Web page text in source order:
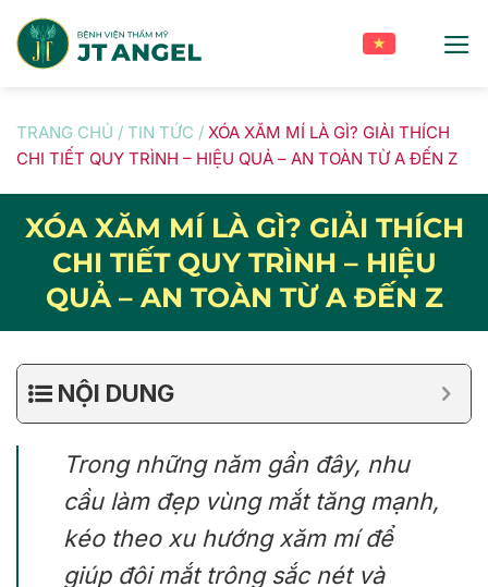
content
TRANG CHỦ / TIN TỨC / XÓA XĂM MÍ LÀ GÌ? GIẢI THÍCH
CHI TIẾT QUY TRÌNH – HIỆU QUẢ – AN TOÀN TỪ A ĐẾN Z
XÓA XĂM MÍ LÀ GÌ? GIẢI THÍCH
CHI TIẾT QUY TRÌNH – HIỆU
QUẢ – AN TOÀN TỪ A ĐẾN Z
NỘI DUNG
Trong những năm gần đây, nhu
cầu làm đẹp vùng mắt tăng mạnh,
kéo theo xu hướng xăm mí để
giúp đôi mắt trông sắc nét và